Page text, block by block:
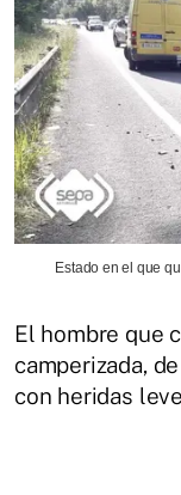
Estado en el que
El hombre que
camperizada,
con heridas